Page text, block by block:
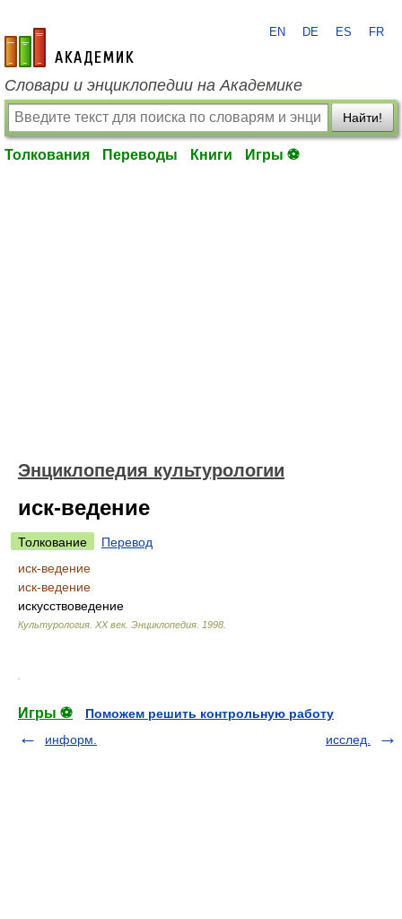
academic.ru
EN DE ES FR
Словари и энциклопедии на Академике
Найти!
Толкования Переводы Книги Игры ⚽
Энциклопедия культурологии
иск-ведение
Толкование
Перевод
иск-ведение
иск-ведение
искусствоведение
Культурология. XX век. Энциклопедия 1998
Игры ⚽
Поможем решить контрольную работу
информ.
исслед.